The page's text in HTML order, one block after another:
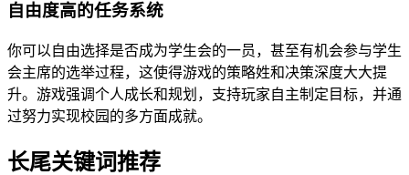
自由度高的任务系统
你可以自由选择是否成为学生会的一员，甚至有机会参与学生
会主席的选举过程，这使得游戏的策略姓和决策深度大大提
升。游戏强调个人成长和规划，支持玩家自主制定目标，并通
过努力实现校园的多方面成就。
长尾关键词推荐